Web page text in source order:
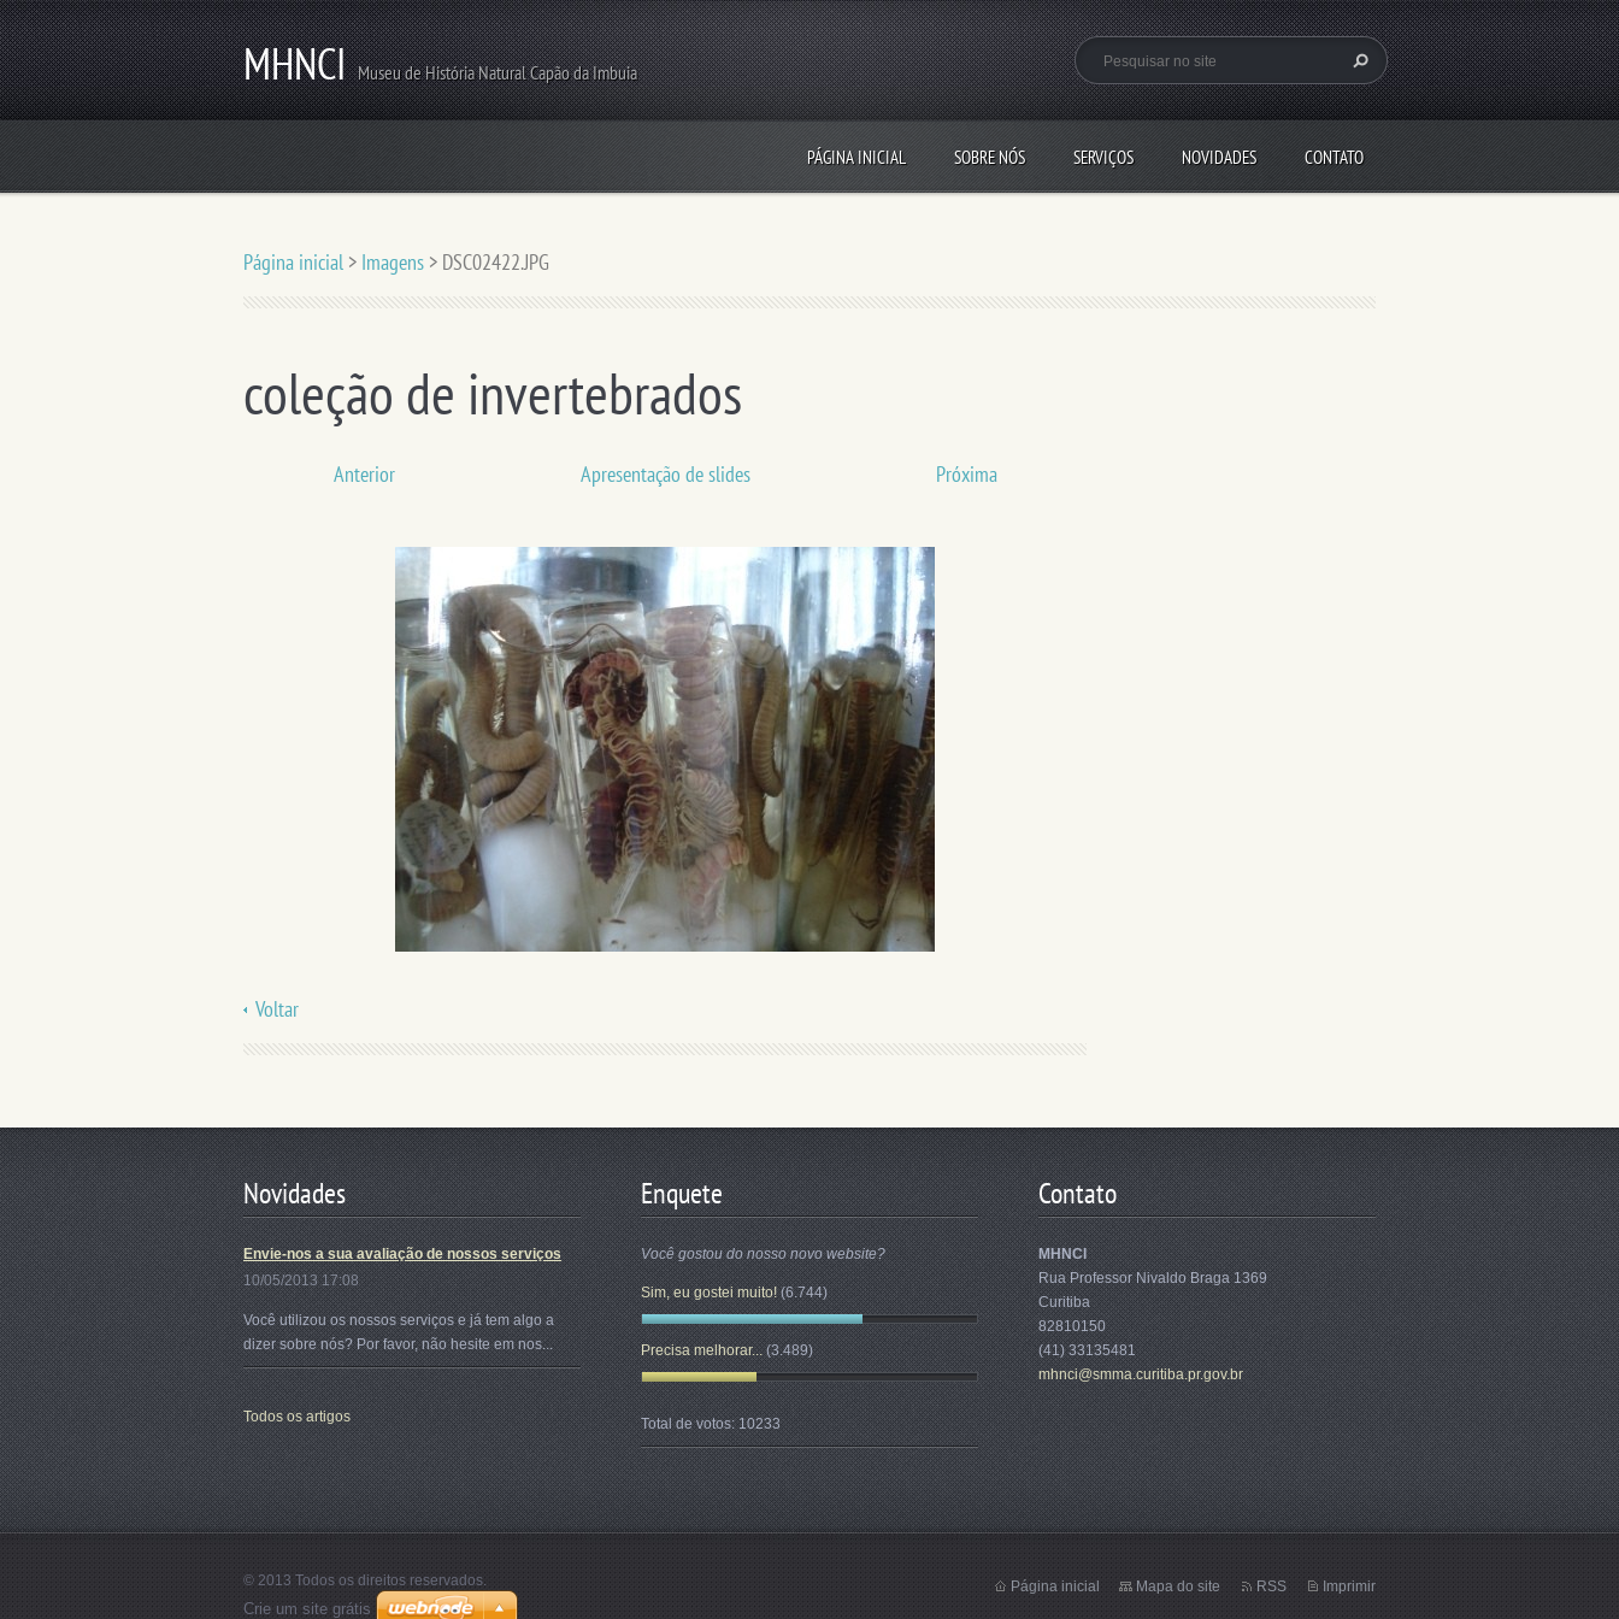
MHNCI Museu de História Natural Capão da Imbuia
PÁGINA INICIAL SOBRE NÓS SERVIÇOS NOVIDADES CONTATO
Página inicial > Imagens > DSC02422.JPG
coleção de invertebrados
Anterior Apresentação de slides Próxima
Voltar
Novidades
Envie-nos a sua avaliação de nossos serviços
10/05/2013 17:08
Você utilizou os nossos serviços e já tem algo a
dizer sobre nós? Por favor, não hesite em nos...
Todos os artigos
Enquete
Você gostou do nosso novo website?
Sim, eu gostei muito! (6.744)
Precisa melhorar... (3.489)
Total de votos:10233
Contato
MHNCI
Rua Professor Nivaldo Braga 1369
Curitiba
82810150
(41) 33135481
mhnci@smma.curitiba.pr.gov.br
© 2013 Todos os direitos reservados. Página inicial Mapa do site RSS Imprimir
Crie um site grátis